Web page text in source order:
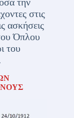
στις
ασκήσεις
Όπλου
του